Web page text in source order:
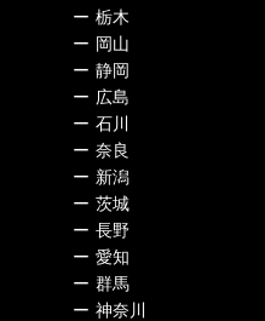
ー 栃木
ー 岡山
ー 静岡
ー 広島
ー 石川
ー 奈良
ー 新潟
ー 茨城
ー 長野
ー 愛知
ー 群馬
ー 神奈川